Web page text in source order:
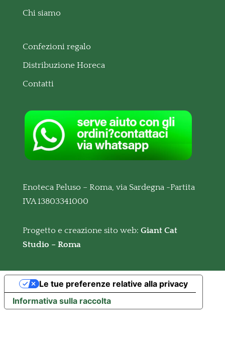
Chi siamo
Confezioni regalo
Distribuzione Horeca
Contatti
Enoteca Peluso – Roma, via Sardegna -Partita
IVA 13803341000
Progetto e creazione sito web: Giant Cat
Studio – Roma
Informativa sulla raccolta
Le tue preferenze relative alla privacy